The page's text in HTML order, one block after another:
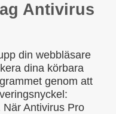
Antivirus
din webbläsare
dina körbara
genom att
Antivirus Pro